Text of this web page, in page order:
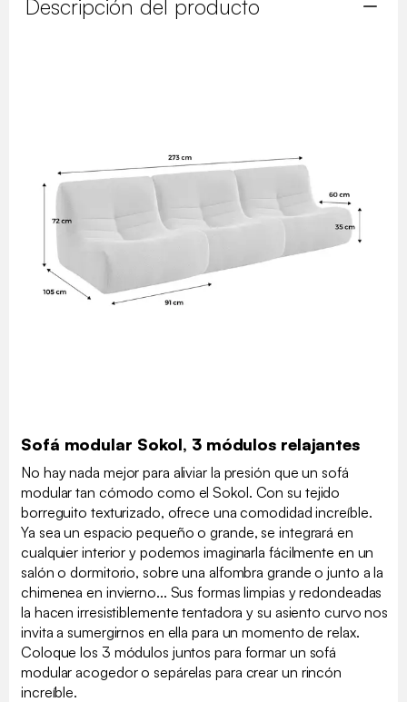
Descripción del producto
Sofá modular Sokol, 3 módulos relajantes
No hay nada mejor para aliviar la presión que un sofá
modular tan cómodo como el Sokol. Con su tejido
borreguito texturizado, ofrece una comodidad increíble.
Ya sea un espacio pequeño o grande, se integrará en
cualquier interior y podemos imaginarla fácilmente en un
salón o dormitorio, sobre una alfombra grande o junto a la
chimenea en invierno... Sus formas limpias y redondeadas
la hacen irresistiblemente tentadora y su asiento curvo nos
invita a sumergirnos en ella para un momento de relax.
Coloque los 3 módulos juntos para formar un sofá
modular acogedor o sepárelas para crear un rincón
increíble.